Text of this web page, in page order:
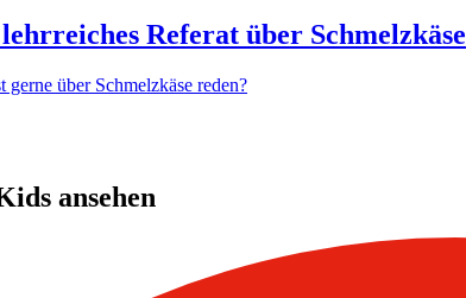
Referat über Schmelzkäse
über Schmelzkäse reden?
ansehen